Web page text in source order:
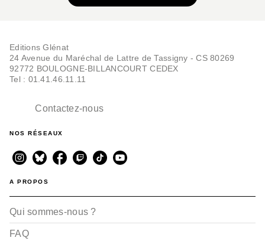
Editions Glénat
24 Avenue du Maréchal de Lattre de Tassigny - CS 80269
92772 BOULOGNE-BILLANCOURT CEDEX
Tel : 01.41.46.11.11
Contactez-nous
NOS RÉSEAUX
A PROPOS
Qui sommes-nous ?
FAQ